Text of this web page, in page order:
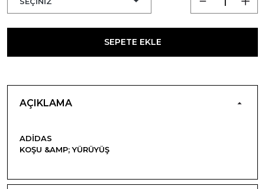
SEPETE EKLE
AÇIKLAMA
ADIDAS
KOŞU &AMP; YÜRÜYÜŞ